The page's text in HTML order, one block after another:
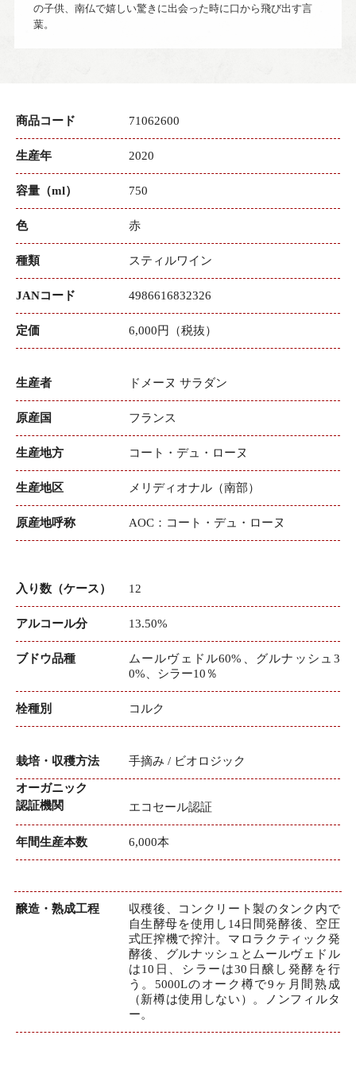
の子供、南仏で嬉しい驚きに出会った時に口から飛び出す言
葉。
商品コード 71062600
生産年 2020
容量（ml） 750
色 赤
種類 スティルワイン
JANコード 4986616832326
定価 6,000円（税抜）
生産者 ドメーヌ サラダン
原産国 フランス
生産地方 コート・デュ・ローヌ
生産地区 メリディオナル（南部）
原産地呼称 AOC：コート・デュ・ローヌ
入り数（ケース） 12
アルコール分 13.50%
ブドウ品種
ムールヴェドル60%、グルナッシュ3
0%、シラー10％
栓種別 コルク
栽培・収穫方法 手摘み / ビオロジック
オーガニック
認証機関
エコセール認証
年間生産本数 6,000本
醸造・熟成工程
収穫後、コンクリート製のタンク内で
自生酵母を使用し14日間発酵後、空圧
式圧搾機で搾汁。マロラクティック発
酵後、グルナッシュとムールヴェドル
は10日、シラーは30日醸し発酵を行
う。5000Lのオーク樽で9ヶ月間熟成
（新樽は使用しない）。ノンフィルタ
ー。